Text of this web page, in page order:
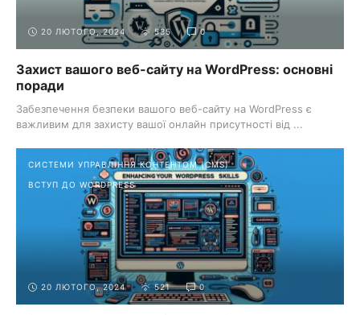
20 ЛЮТОГО, 2024 535 0
Захист вашого веб-сайту на WordPress: основні
поради
Забезпечення безпеки вашого веб-сайту на WordPress є
важливим для захисту вашої онлайн присутності від ...
СИСТЕМИ УПРАВЛІННЯ КОНТЕНТОМ (CMS)
ВСТУП ДО WORDPRESS
20 ЛЮТОГО, 2024 521 0